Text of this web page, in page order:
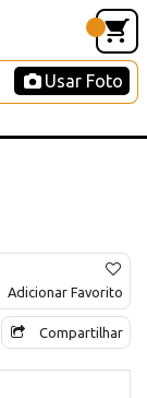
Usar Foto
Adicionar Favorito
Compartilhar